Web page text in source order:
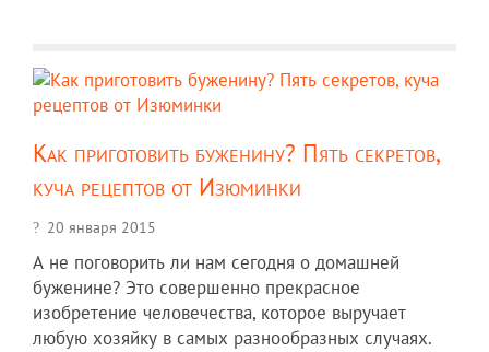
Как приготовить буженину? Пять секретов,
куча рецептов от Изюминки
20 января 2015
А не поговорить ли нам сегодня о домашней
буженине? Это совершенно прекрасное
изобретение человечества, которое выручает
любую хозяйку в самых разнообразных случаях.